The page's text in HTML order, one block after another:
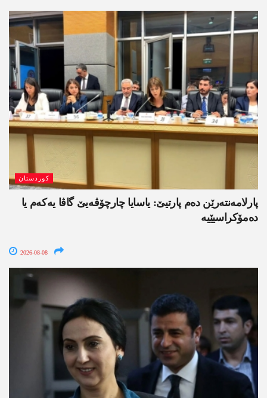
کوردستان
پارلامەنتەرێن دەم پارتیێ: یاسایا چارچۆڤەیێ گاڤا یەکەم یا
دەمۆکراسیێیە
2026-08-08